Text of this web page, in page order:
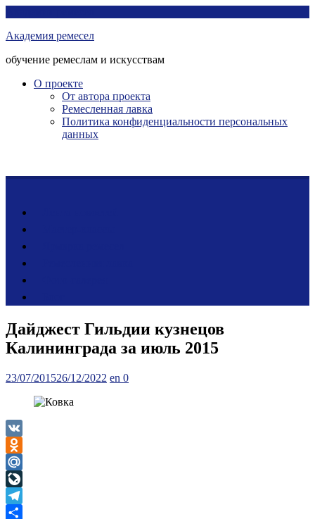
контенту
Академия ремесел
обучение ремеслам и искусствам
О проекте
От автора проекта
Ремесленная лавка
Политика конфиденциальности персональных
данных
Дайджест Гильдии кузнецов
Калининграда за июль 2015
Posted
23/07/201526/12/2022 Author
en 0
VK
Odnoklassniki
Mail.Ru
LiveJournal
Telegram